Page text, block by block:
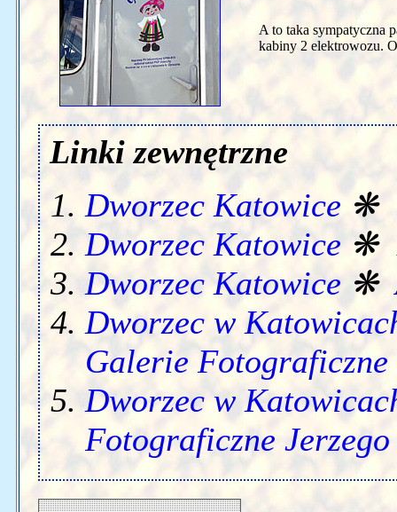
A to taka sympatyczna
kabiny 2 elektrowozu.
Linki zewnętrzne
Dworzec Katowice ❋
Dworzec Katowice❋
Dworzec Katowice ❋
Dworzec w
Galerie Fotograficzne
Dworzec w
Fotograficzne